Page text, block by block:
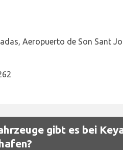
Aeropuerto de Son Sant
gibt es bei